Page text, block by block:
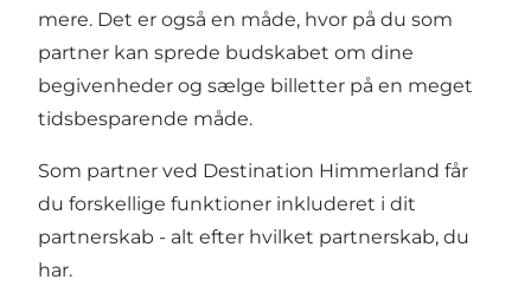
mere. Det er også en måde, hvor på du som
partner kan sprede budskabet om dine
begivenheder og sælge billetter på en meget
tidsbesparende måde.
Som partner ved Destination Himmerland får
du forskellige funktioner inkluderet i dit
partnerskab - alt efter hvilket partnerskab, du
har.